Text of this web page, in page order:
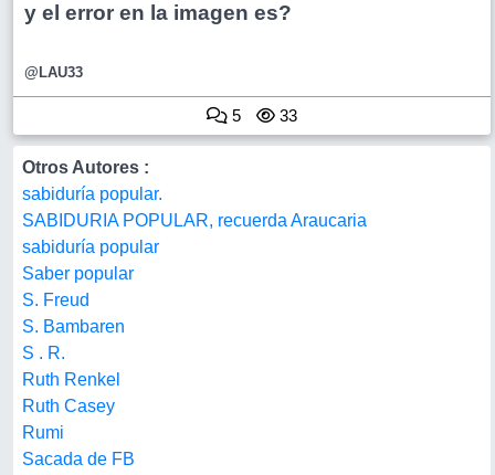
y el error en la imagen es?
@LAU33
5 33
Otros Autores :
sabiduría popular.
SABIDURIA POPULAR, recuerda Araucaria
sabiduría popular
Saber popular
S. Freud
S. Bambaren
S . R.
Ruth Renkel
Ruth Casey
Rumi
Sacada de FB